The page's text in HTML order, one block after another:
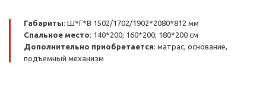
Габариты: Ш*Г*В 1502/1702/1902*2080*812 мм
Спальное место: 140*200; 160*200; 180*200 см
Дополнительно приобретается: матрас, основание,
подъемный механизм